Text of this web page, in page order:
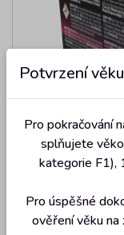
Cena s DPH:
Potvrzení věku
Pro pokračování
splňujete
kategorie F1),
Pro úspěšné
ověření věku